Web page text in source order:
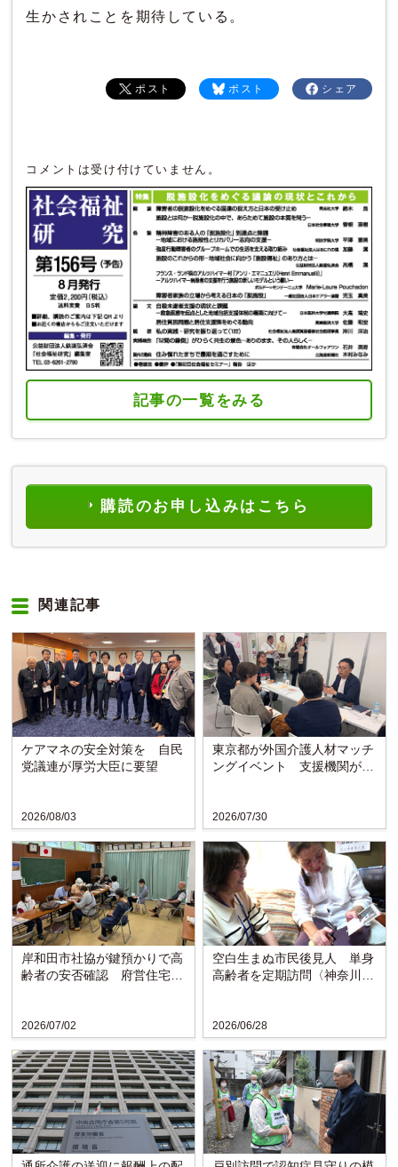
生かされことを期待している。
シェア
ポスト
ポスト
コメントは受け付けていません。
記事の一覧をみる
購読のお申し込みはこちら
関連記事
2026/08/03
ケアマネの安全対策を 自民
党議連が厚労大臣に要望
2026/07/30
東京都が外国介護人材マッチ
ングイベント 支援機関が課
2026/07/02
岸和田市社協が鍵預かりで高
齢者の安否確認 府営住宅で
2026/06/28
空白生まぬ市民後見人 単身
高齢者を定期訪問〈神奈川・